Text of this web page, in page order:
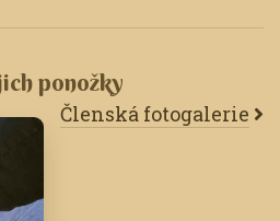
ponožky
Členská fotogalerie